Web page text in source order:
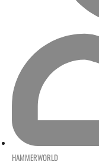
HAMMERWORLD